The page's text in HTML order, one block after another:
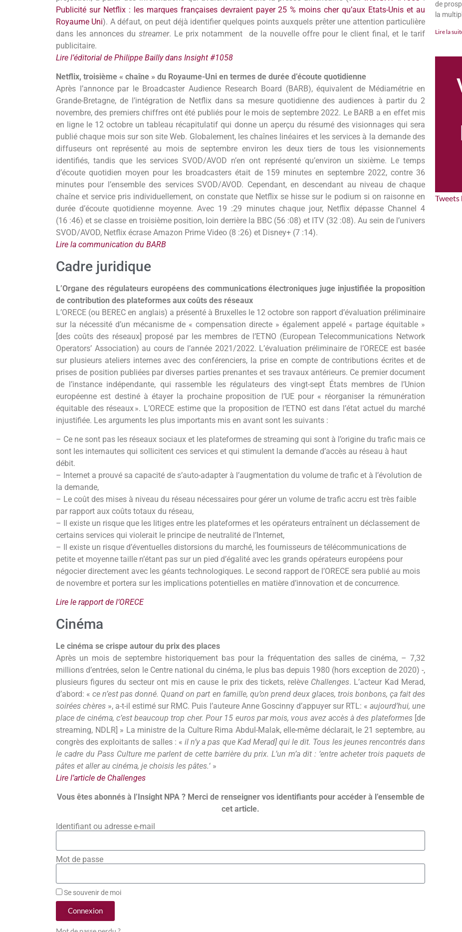
de
la
Lire la
Tweets
Publicité sur Netflix : les marques françaises devraient payer 25 % moins cher qu’aux Etats-Unis et au
Royaume Uni). A défaut, on peut déjà identifier quelques points auxquels prêter une attention particulière
dans les annonces dustreamer. Le prix notamment de la nouvelle offre pour le client final, et le tarif
publicitaire.
Lire l’éditorial de Philippe Bailly dans Insight #1058
Netflix, troisième « chaîne » du Royaume-Uni en termes de durée d’écoute quotidienne
Après l’annonce par le Broadcaster Audience Research Board (BARB), équivalent de Médiamétrie en
Grande-Bretagne, de l’intégration de Netflix dans sa mesure quotidienne des audiences à partir du 2
novembre, des premiers chiffres ont été publiés pour le mois de septembre 2022. Le BARB a en effet mis
en ligne le 12 octobre un tableau récapitulatif qui donne un aperçu du résumé des visionnages qui sera
publié chaque mois sur son site Web. Globalement, les chaînes linéaires et les services à la demande des
diffuseurs ont représenté au mois de septembre environ les deux tiers de tous les visionnements
identifiés, tandis que les services SVOD/AVOD n’en ont représenté qu’environ un sixième. Le temps
d’écoute quotidien moyen pour les broadcasters était de 159 minutes en septembre 2022, contre 36
minutes pour l’ensemble des services SVOD/AVOD. Cependant, en descendant au niveau de chaque
chaîne et service pris individuellement, on constate que Netflix se hisse sur le podium si on raisonne en
durée d’écoute quotidienne moyenne. Avec 19 :29 minutes chaque jour, Netflix dépasse Channel 4
(16 :46) et se classe en troisième position, loin derrière la BBC (56 :08) et ITV (32 :08). Au sein de l’univers
SVOD/AVOD, Netflix écrase Amazon Prime Video (8 :26) et Disney+ (7 :14).
Lire la communication du BARB
Cadre juridique
L’Organe des régulateurs européens des communications électroniques juge injustifiée la proposition
de contribution des plateformes aux coûts des réseaux
L’ORECE (ou BEREC en anglais) a présenté à Bruxelles le 12 octobre son rapport d’évaluation préliminaire
sur la nécessité d’un mécanisme de « compensation directe » également appelé « partage équitable »
[des coûts des réseaux] proposé par les membres de l’ETNO (European Telecommunications Network
Operators’ Association) au cours de l’année 2021/2022. L’évaluation préliminaire de l’ORECE est basée
sur plusieurs ateliers internes avec des conférenciers, la prise en compte de contributions écrites et de
prises de position publiées par diverses parties prenantes et ses travaux antérieurs. Ce premier document
de l’instance indépendante, qui rassemble les régulateurs des vingt-sept États membres de l’Union
européenne est destiné à étayer la prochaine proposition de l’UE pour « réorganiser la rémunération
équitable des réseaux ». L’ORECE estime que la proposition de l’ETNO est dans l’état actuel du marché
injustifiée. Les arguments les plus importants mis en avant sont les suivants :
– Ce ne sont pas les réseaux sociaux et les plateformes de streaming qui sont à l’origine du trafic mais ce
sont les internautes qui sollicitent ces services et qui stimulent la demande d’accès au réseau à haut
débit.
– Internet a prouvé sa capacité de s’auto-adapter à l’augmentation du volume de trafic et à l’évolution de
la demande,
– Le coût des mises à niveau du réseau nécessaires pour gérer un volume de trafic accru est très faible
par rapport aux coûts totaux du réseau,
– Il existe un risque que les litiges entre les plateformes et les opérateurs entraînent un déclassement de
certains services qui violerait le principe de neutralité de l’Internet,
– Il existe un risque d’éventuelles distorsions du marché, les fournisseurs de télécommunications de
petite et moyenne taille n’étant pas sur un pied d’égalité avec les grands opérateurs européens pour
négocier directement avec les géants technologiques. Le second rapport de l’ORECE sera publié au mois
de novembre et portera sur les implications potentielles en matière d’innovation et de concurrence.
Lire le rapport de l’ORECE
Cinéma
Le cinéma se crispe autour du prix des places
Après un mois de septembre historiquement bas pour la fréquentation des salles de cinéma, – 7,32
millions d’entrées, selon le Centre national du cinéma, le plus bas depuis 1980 (hors exception de 2020) -,
plusieurs figures du secteur ont mis en cause le prix des tickets, relève Challenges. L’acteur Kad Merad,
d’abord: «ce n’est pas donné. Quand on part en famille, qu’on prend deux glaces, trois bonbons, ça fait des
soirées chères », a-t-il estimé sur RMC. Puis l’auteure Anne Goscinny d’appuyer sur RTL: « aujourd’hui, une
place de cinéma, c’est beaucoup trop cher. Pour 15 euros par mois, vous avez accès à des plateformes[de
streaming, NDLR] » La ministre de la Culture Rima Abdul-Malak, elle-même déclarait, le 21 septembre, au
congrès des exploitants de salles : «il n’y a pas que Kad Merad] qui le dit. Tous les jeunes rencontrés dans
le cadre du Pass Culture me parlent de cette barrière du prix. L’un m’a dit : ‘entre acheter trois paquets de
pâtes et aller au cinéma, je choisis les pâtes.‘ »
Lire l’article de Challenges
Vous êtes abonnés à l’Insight NPA ? Merci de renseigner vos identifiants pour accéder à l’ensemble de
cet article.
Identifiant ou adresse e-mail
Mot de passe
Se souvenir de moi
Connexion